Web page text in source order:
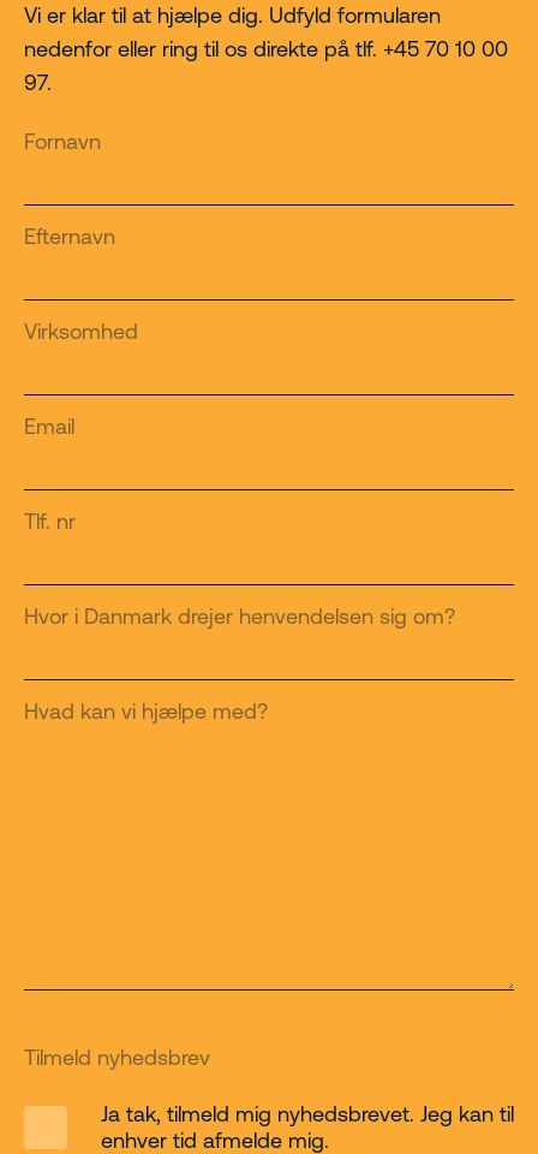
Vi er klar til at hjælpe dig. Udfyld formularen
nedenfor eller ring til os direkte på tlf. +45 70 10 00
97.
Fornavn
Efternavn
Virksomhed
Email
Tlf. nr
Hvor i Danmark drejer henvendelsen sig om?
Hvad kan vi hjælpe med?
Tilmeld nyhedsbrev
Ja tak, tilmeld mig nyhedsbrevet. Jeg kan til
enhver tid afmelde mig.